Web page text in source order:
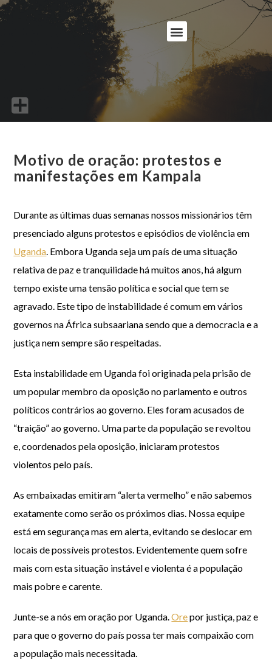
Motivo de oração: protestos e
manifestações em Kampala
Durante as últimas duas semanas nossos missionários têm
presenciado alguns protestos e episódios de violência em
Uganda. Embora Uganda seja um país de uma situação
relativa de paz e tranquilidade há muitos anos, há algum
tempo existe uma tensão política e social que tem se
agravado. Este tipo de instabilidade é comum em vários
governos na África subsaariana sendo que a democracia e a
justiça nem sempre são respeitadas.
Esta instabilidade em Uganda foi originada pela prisão de
um popular membro da oposição no parlamento e outros
políticos contrários ao governo. Eles foram acusados de
“traição” ao governo. Uma parte da população se revoltou
e, coordenados pela oposição, iniciaram protestos
violentos pelo país.
As embaixadas emitiram “alerta vermelho” e não sabemos
exatamente como serão os próximos dias. Nossa equipe
está em segurança mas em alerta, evitando se deslocar em
locais de possíveis protestos. Evidentemente quem sofre
mais com esta situação instável e violenta é a população
mais pobre e carente.
Junte-se a nós em oração por Uganda.Orepor justiça, paz e
para que o governo do país possa ter mais compaixão com
a população mais necessitada.